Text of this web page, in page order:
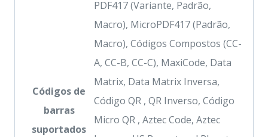
Códigos de
barras
suportados
PDF417 (Variante, Padrão,
Macro), MicroPDF417 (Padrão,
Macro), Códigos Compostos (CC-
A, CC-B, CC-C), MaxiCode, Data
Matrix, Data Matrix Inversa,
Código QR , QR Inverso, Código
Micro QR , Aztec Code, Aztec